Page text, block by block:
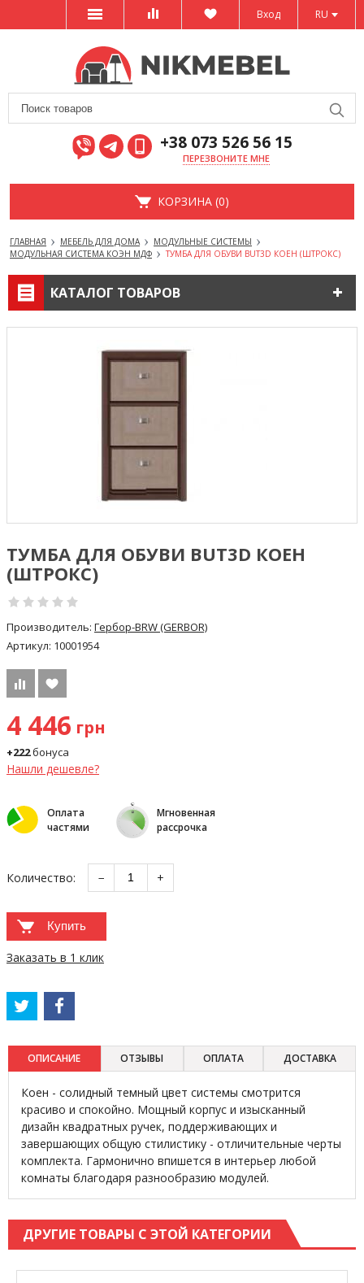
RU
Вход
+38 073 526 56 15
ПЕРЕЗВОНИТЕ МНЕ
КОРЗИНА (0)
ГЛАВНАЯ МЕБЕЛЬ ДЛЯ ДОМА
МОДУЛЬНЫЕ СИСТЕМЫ
МОДУЛЬНАЯ СИСТЕМА КОЭН МДФ
ТУМБА ДЛЯ ОБУВИ BUT3D КОЕН (ШТРОКС)
КАТАЛОГ ТОВАРОВ
ТУМБА ДЛЯ ОБУВИ BUT3D КОЕН
(ШТРОКС)
Производитель: Гербор-BRW (GERBOR)
Артикул: 10001954
4 446 грн
+222бонуса
Нашли дешевле?
Оплата
частями
Мгновенная
рассрочка
Количество: − +
Купить
Заказать в 1 клик
ОПИСАНИЕ ОТЗЫВЫ ОПЛАТА ДОСТАВКА
Коен - солидный темный цвет системы смотрится
красиво и спокойно. Мощный корпус и изысканный
дизайн квадратных ручек, поддерживающих и
завершающих общую стилистику - отличительные черты
комплекта. Гармонично впишется в интерьер любой
комнаты благодаря разнообразию модулей.
ДРУГИЕ ТОВАРЫ С ЭТОЙ КАТЕГОРИИ